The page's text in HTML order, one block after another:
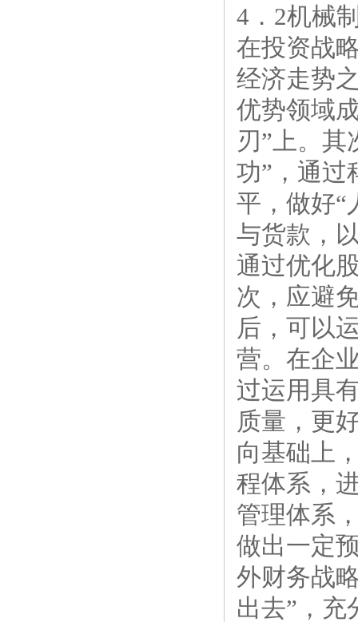
4．2机械
在投资战
经济走势
优势领域
刃”上。其
功”，通过
平，做好“
与货款，
通过优化
次，应避
后，可以
营。在企
过运用具
质量，更
向基础上
程体系，
管理体系
做出一定
外财务战
出去”，充